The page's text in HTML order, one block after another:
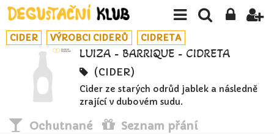
CIDER VÝROBCI CIDERŮ CIDRETA
LUIZA - BARRIQUE - CIDRETA
(CIDER)
Cider ze starých odrůd jablek a následně
zrající v dubovém sudu.
Ochutnané Seznam přání